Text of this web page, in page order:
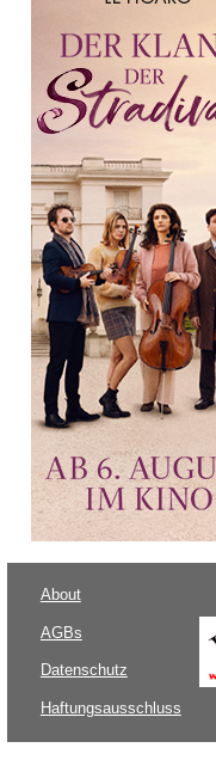
About
AGBs
Datenschutz
Haftungsausschluss